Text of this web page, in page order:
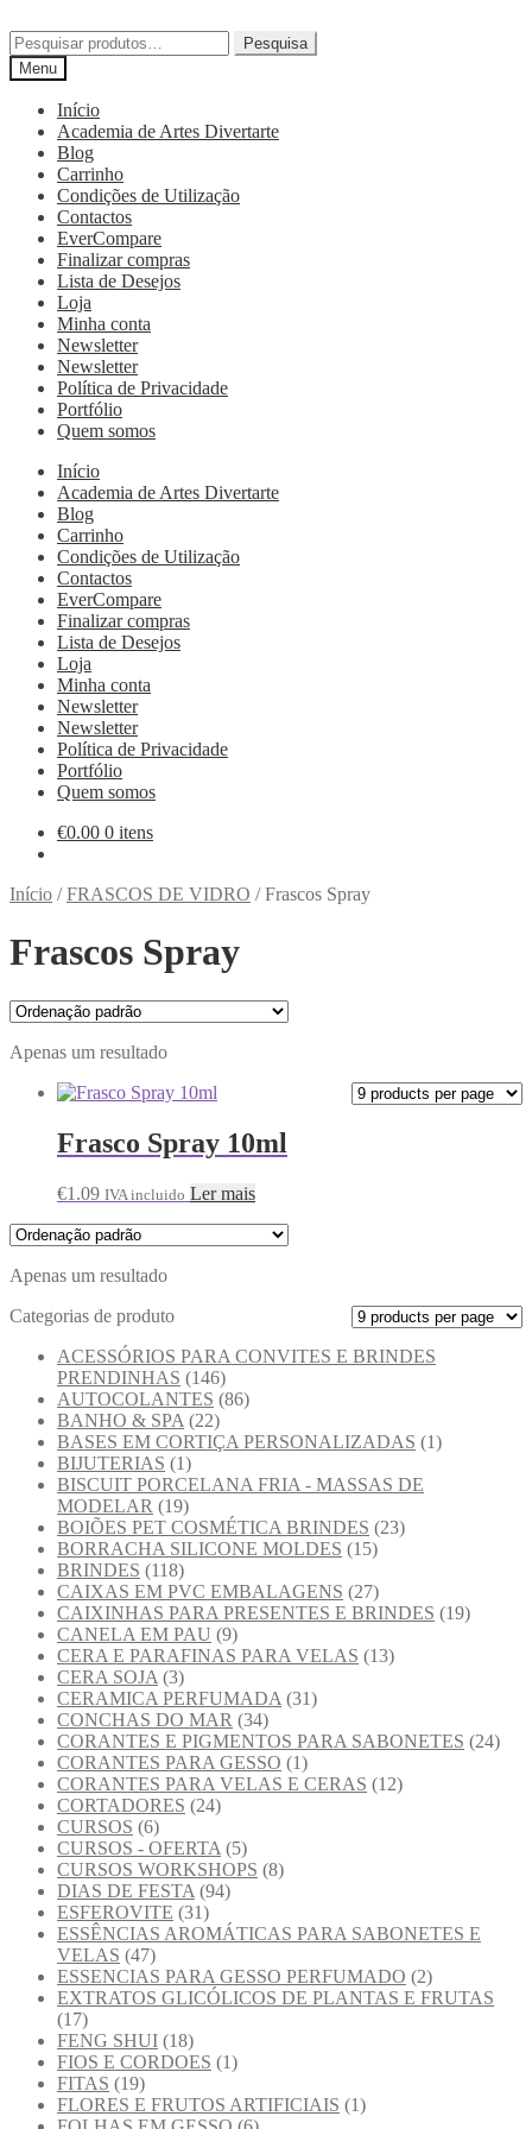
Pesquisa
Menu
Início
Academia de Artes Divertarte
Blog
Carrinho
Condições de Utilização
Contactos
EverCompare
Finalizar compras
Lista de Desejos
Loja
Minha conta
Newsletter
Newsletter
Política de Privacidade
Portfólio
Quem somos
Início
Academia de Artes Divertarte
Blog
Carrinho
Condições de Utilização
Contactos
EverCompare
Finalizar compras
Lista de Desejos
Loja
Minha conta
Newsletter
Newsletter
Política de Privacidade
Portfólio
Quem somos
€0.00 0 itens
Início /FRASCOS DE VIDRO /Frascos Spray
Frascos Spray
Apenas um resultado
Frasco Spray 10ml
€1.09 IVA incluido Ler mais
Apenas um resultado
Categorias de produto
ACESSÓRIOS PARA CONVITES E BRINDES
PRENDINHAS (146)
AUTOCOLANTES (86)
BANHO & SPA (22)
BASES EM CORTIÇA PERSONALIZADAS (1)
BIJUTERIAS (1)
BISCUIT PORCELANA FRIA - MASSAS DE
MODELAR (19)
BOIÕES PET COSMÉTICA BRINDES (23)
BORRACHA SILICONE MOLDES (15)
BRINDES (118)
CAIXAS EM PVC EMBALAGENS (27)
CAIXINHAS PARA PRESENTES E BRINDES (19)
CANELA EM PAU (9)
CERA E PARAFINAS PARA VELAS (13)
CERA SOJA (3)
CERAMICA PERFUMADA (31)
CONCHAS DO MAR (34)
CORANTES E PIGMENTOS PARA SABONETES (24)
CORANTES PARA GESSO (1)
CORANTES PARA VELAS E CERAS (12)
CORTADORES (24)
CURSOS (6)
CURSOS - OFERTA (5)
CURSOS WORKSHOPS (8)
DIAS DE FESTA (94)
ESFEROVITE (31)
ESSÊNCIAS AROMÁTICAS PARA SABONETES E
VELAS (47)
ESSENCIAS PARA GESSO PERFUMADO (2)
EXTRATOS GLICÓLICOS DE PLANTAS E FRUTAS
(17)
FENG SHUI (18)
FIOS E CORDOES (1)
FITAS (19)
FLORES E FRUTOS ARTIFICIAIS (1)